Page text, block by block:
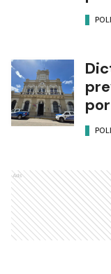
Ads